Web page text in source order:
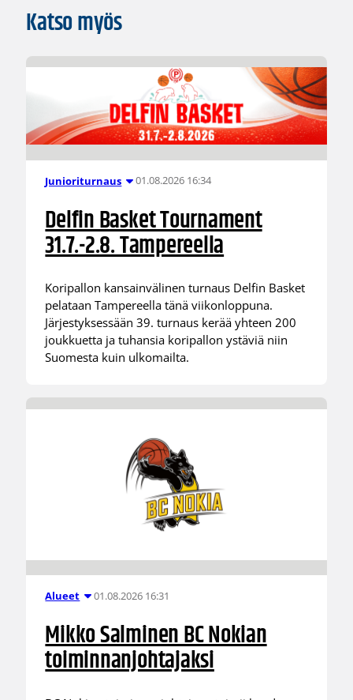
Katso myös
Junioriturnaus 01.08.2026 16:34
Delfin Basket Tournament
31.7.-2.8. Tampereella
Koripallon kansainvälinen turnaus Delfin Basket
pelataan Tampereella tänä viikonloppuna.
Järjestyksessään 39. turnaus kerää yhteen 200
joukkuetta ja tuhansia koripallon ystäviä niin
Suomesta kuin ulkomailta.
Alueet 01.08.2026 16:31
Mikko Salminen BC Nokian
toiminnanjohtajaksi